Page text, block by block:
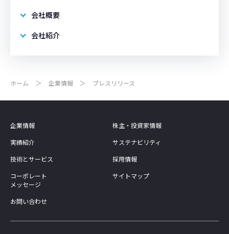
会社概要
会社紹介
ホーム 企業情報 プレスリリース
企業情報
株主・投資家情報
実績紹介
サステナビリティ
技術とサービス
採用情報
コーポレート
メッセージ
サイトマップ
お問い合わせ